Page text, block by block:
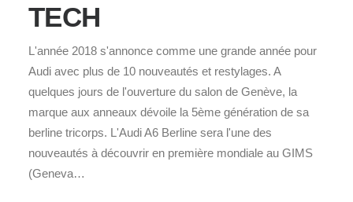
TECH
L'année 2018 s'annonce comme une grande année pour
Audi avec plus de 10 nouveautés et restylages. A
quelques jours de l'ouverture du salon de Genève, la
marque aux anneaux dévoile la 5ème génération de sa
berline tricorps. L'Audi A6 Berline sera l'une des
nouveautés à découvrir en première mondiale au GIMS
(Geneva…